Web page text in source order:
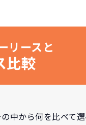
リースと
比較
中から何を比べて選